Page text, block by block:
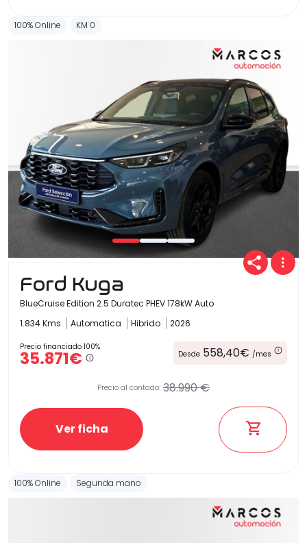
100% Online KM 0
Ford Kuga
BlueCruise Edition 2.5 Duratec PHEV 178kW Auto
1.834 Kms
Automatica Hibrido 2026
Precio financiado 100%
35.871€ Desde 558,40€ /mes
Precio al contado: 38.990 €
Ver ficha
100% Online Segunda mano